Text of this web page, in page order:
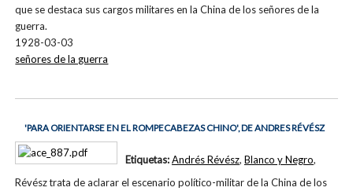
que se destaca sus cargos militares en la China de los señores de la
guerra.
1928-03-03
señores de la guerra
'PARA ORIENTARSE EN EL ROMPECABEZAS CHINO', DE ANDRES RÉVÉSZ
Révész trata de aclarar el escenario político-militar de la China de los
Etiquetas:Andrés Révész, Blanco y Negro,